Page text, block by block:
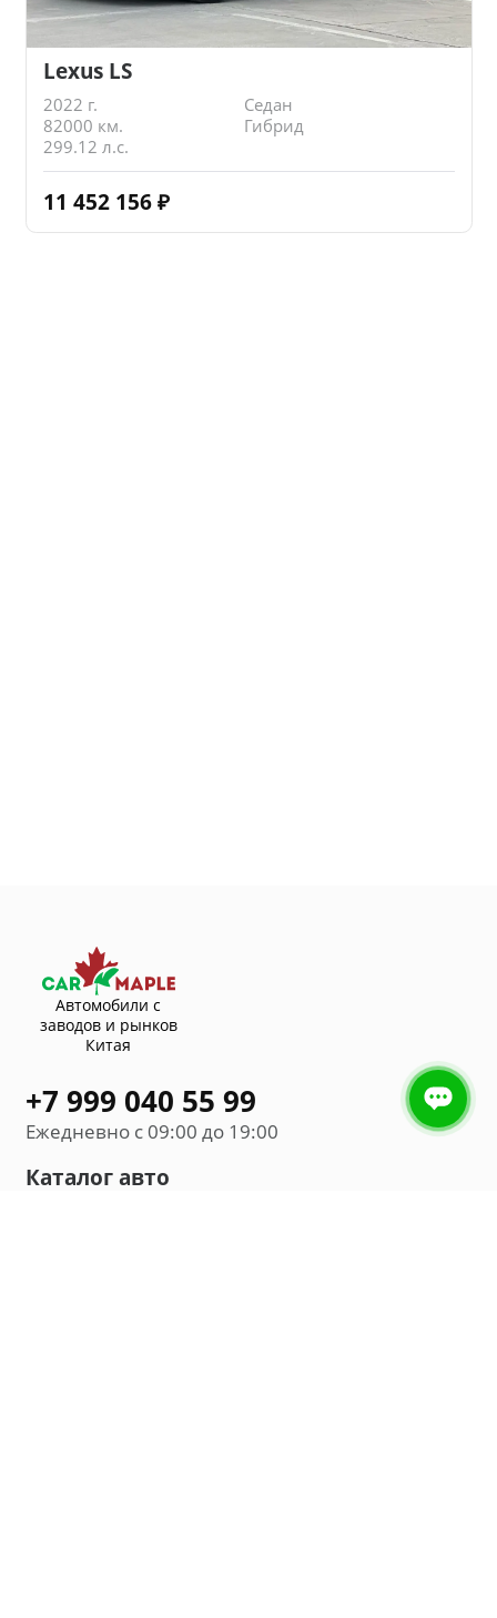
Lexus LS
2022 г.
Седан
82000 км.
Гибрид
299.12 л.с.
11 452 156 ₽
Автомобили с
заводов и рынков
Китая
+7 999 040 55 99
Ежедневно с 09:00 до 19:00
Каталог авто